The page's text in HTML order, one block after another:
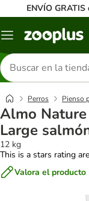
ENVÍO
Menú
Buscar
productos
Perros Pienso
Almo
Large
12 kg
This is a stars rating
Valora el producto